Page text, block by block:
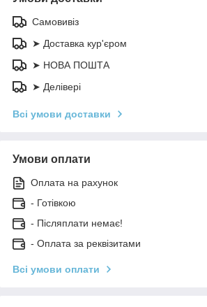
Самовивіз
➤ Доставка кур'єром
➤ НОВА ПОШТА
➤ Делівері
Всі умови доставки
Умови оплати
Оплата на рахунок
- Готівкою
- Післяплати немає!
- Оплата за реквізитами
Всі умови оплати